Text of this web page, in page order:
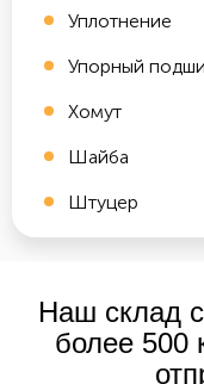
Уплотнение
Упорный
Хомут
Шайба
Штуцер
Наш склад
более 500